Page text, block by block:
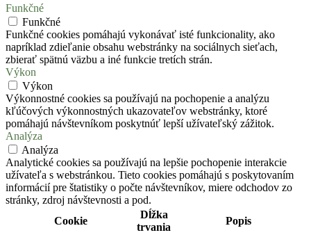
Funkčné
Funkčné
Funkčné cookies pomáhajú vykonávať isté funkcionality, ako
napríklad zdieľanie obsahu webstránky na sociálnych sieťach,
zbierať spätnú väzbu a iné funkcie tretích strán.
Výkon
Výkon
Výkonnostné cookies sa používajú na pochopenie a analýzu
kľúčových výkonnostných ukazovateľov webstránky, ktoré
pomáhajú návštevníkom poskytnúť lepší užívateľský zážitok.
Analýza
Analýza
Analytické cookies sa používajú na lepšie pochopenie interakcie
užívateľa s webstránkou. Tieto cookies pomáhajú s poskytovaním
informácií pre štatistiky o počte návštevníkov, miere odchodov zo
stránky, zdroj návštevnosti a pod.
Cookie
Dĺžka
trvania
Popis